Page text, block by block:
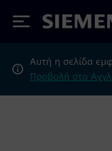
Siemens
Αυτή η σελίδα
Προβολή στα